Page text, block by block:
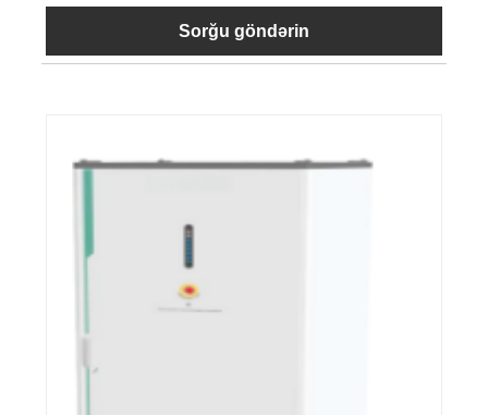
Sorğu göndərin